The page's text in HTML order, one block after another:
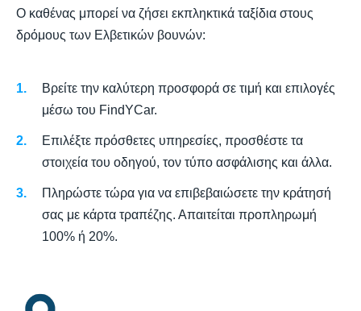
Ο καθένας μπορεί να ζήσει εκπληκτικά ταξίδια στους
δρόμους των Ελβετικών βουνών:
Βρείτε την καλύτερη προσφορά σε τιμή και επιλογές
μέσω του FindYCar.
Επιλέξτε πρόσθετες υπηρεσίες, προσθέστε τα
στοιχεία του οδηγού, τον τύπο ασφάλισης και άλλα.
Πληρώστε τώρα για να επιβεβαιώσετε την κράτησή
σας με κάρτα τραπέζης. Απαιτείται προπληρωμή
100% ή 20%.